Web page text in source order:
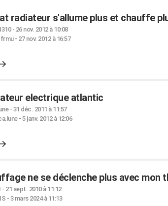
radiateur s'allume plus et chauffe
- 26 nov. 2012 à 10:08
- 27 nov. 2012 à 16:57
electrique atlantic
- 31 déc. 2011 à 11:57
- 5 janv. 2012 à 12:06
ne se déclenche plus avec mon
- 21 sept. 2010 à 11:12
- 3 mars 2024 à 11:13